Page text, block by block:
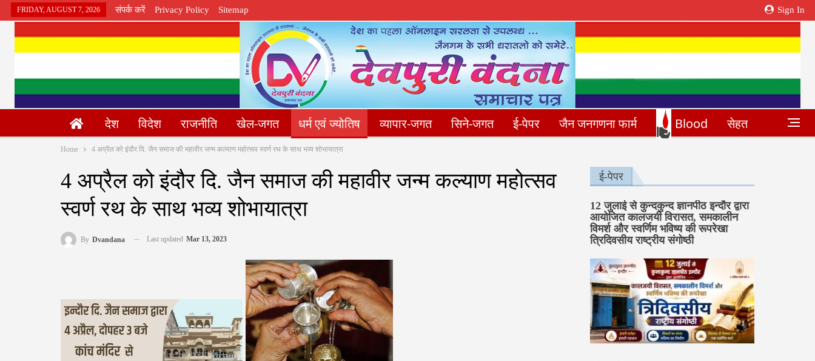
Sign In
FRIDAY, AUGUST 7, 2026 संपर्क करें Privacy Policy Sitemap
देश विदेश राजनीति खेल-जगत धर्म एवं ज्योतिष व्यापार-जगत सिने-जगत ई-पेपर जैन जनगणना फार्म Blood
सेहत
संपादकीय
फोटो गैलेरी
Home 4 अप्रैल को इंदौर दि. जैन समाज की महावीर जन्म कल्याण महोत्सव स्वर्ण रथ के साथ भव्य शोभायात्रा
4 अप्रैल को इंदौर दि. जैन समाज की महावीर जन्म कल्याण महोत्सव
स्वर्ण रथ के साथ भव्य शोभायात्रा
By Dvandana Last updated Mar 13, 2023
ई-पेपर
12 जुलाई से कुन्दकुन्द ज्ञानपीठ इन्दौर द्वारा
आयोजित कालजयी विरासत, समकालीन
विमर्श और स्वर्णिम भविष्य की रूपरेखा
त्रिदिवसीय राष्ट्रीय संगोष्ठी